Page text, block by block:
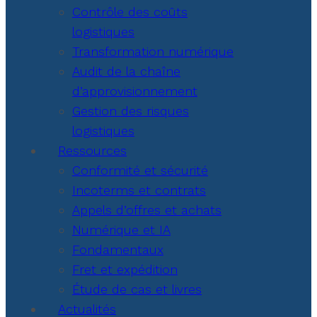
Contrôle des coûts
logistiques
Transformation numérique
Audit de la chaîne
d’approvisionnement
Gestion des risques
logistiques
Ressources
Conformité et sécurité
Incoterms et contrats
Appels d’offres et achats
Numérique et IA
Fondamentaux
Fret et expédition
Étude de cas et livres
Actualités